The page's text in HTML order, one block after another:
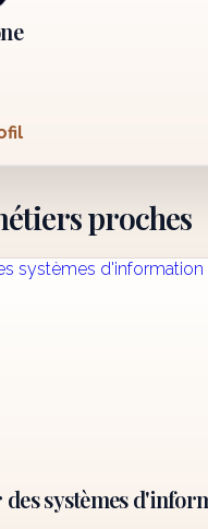
proches
systèmes